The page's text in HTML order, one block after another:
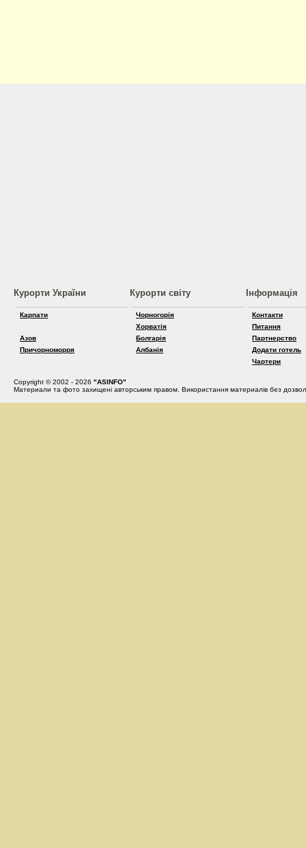
Курорти України
Карпати
Азов
Причорноморря
Курорти світу
Чорногорія
Хорватія
Болгарія
Албанія
Інформація
Контакти
Питання
Партнерство
Додати готель
Чартери
Copyright © 2002 - 2026 "ASINFO"
Материали та фото захищені авторським правом. Використання материалів без